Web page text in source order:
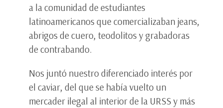
a la comunidad de estudiantes
latinoamericanos que comercializaban jeans,
abrigos de cuero, teodolitos y grabadoras
de contrabando.
Nos juntó nuestro diferenciado interés por
el caviar, del que se había vuelto un
mercader ilegal al interior de la URSS y más